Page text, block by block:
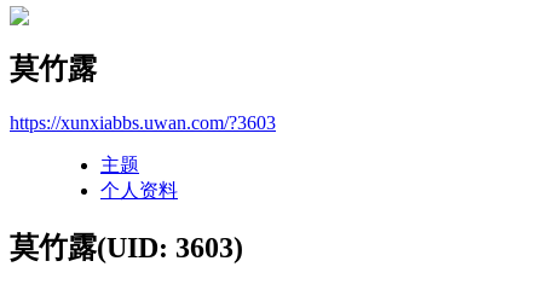
莫竹露
https://xunxiabbs.uwan.com/?3603
主题
个人资料
莫竹露(UID: 3603)